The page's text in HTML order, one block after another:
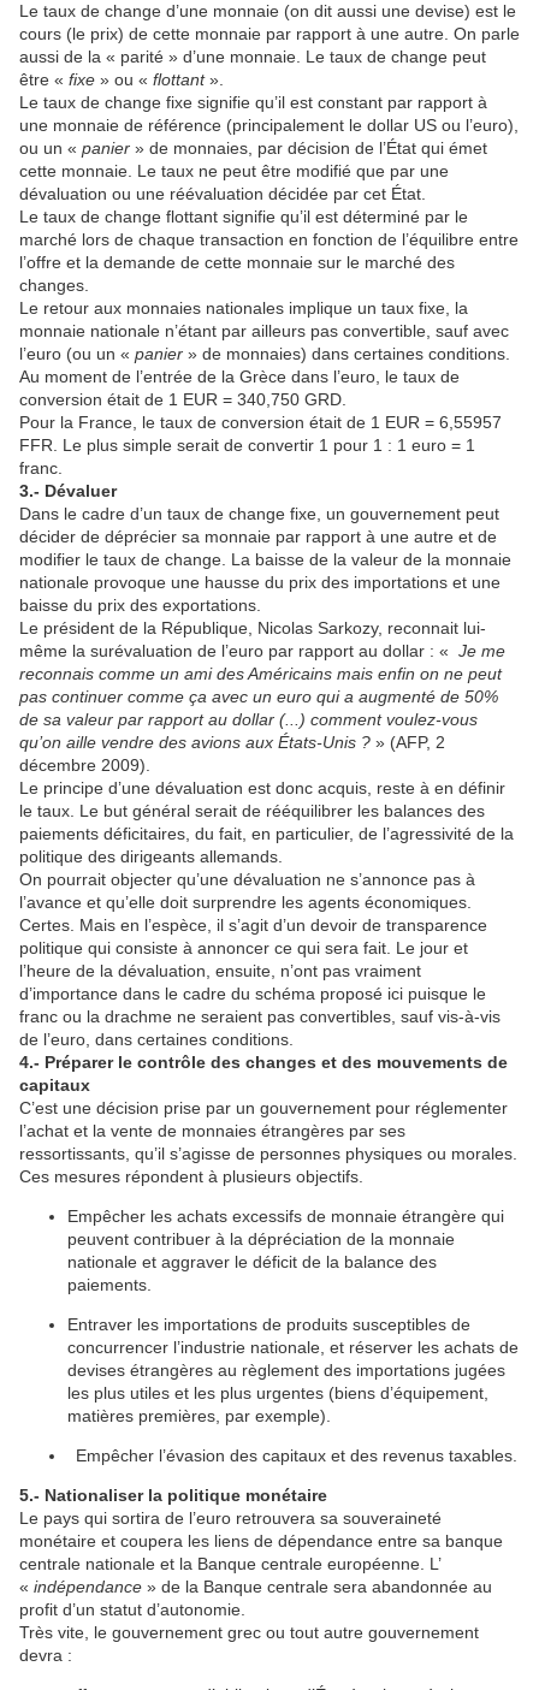
Le taux de change d’une monnaie (on dit aussi une devise) est le
cours (le prix) de cette monnaie par rapport à une autre. On parle
aussi de la « parité » d’une monnaie. Le taux de change peut
être « fixe » ou « flottant».
Le taux de change fixe signifie qu’il est constant par rapport à
une monnaie de référence (principalement le dollar US ou l’euro),
ou un « panier » de monnaies, par décision de l’État qui émet
cette monnaie. Le taux ne peut être modifié que par une
dévaluation ou une réévaluation décidée par cet État.
Le taux de change flottant signifie qu’il est déterminé par le
marché lors de chaque transaction en fonction de l’équilibre entre
l’offre et la demande de cette monnaie sur le marché des
changes.
Le retour aux monnaies nationales implique un taux fixe, la
monnaie nationale n’étant par ailleurs pas convertible, sauf avec
l’euro (ou un « panier » de monnaies) dans certaines conditions.
Au moment de l’entrée de la Grèce dans l’euro, le taux de
conversion était de 1 EUR = 340,750 GRD.
Pour la France, le taux de conversion était de 1 EUR = 6,55957
FFR. Le plus simple serait de convertir 1 pour 1 : 1 euro = 1
franc.
3.- Dévaluer
Dans le cadre d’un taux de change fixe, un gouvernement peut
décider de déprécier sa monnaie par rapport à une autre et de
modifier le taux de change. La baisse de la valeur de la monnaie
nationale provoque une hausse du prix des importations et une
baisse du prix des exportations.
Le président de la République, Nicolas Sarkozy, reconnait lui-
même la surévaluation de l’euro par rapport au dollar : « Je me
reconnais comme un ami des Américains mais enfin on ne peut
pas continuer comme ça avec un euro qui a augmenté de 50%
de sa valeur par rapport au dollar (...) comment voulez-vous
qu’on aille vendre des avions aux États-Unis ? » (AFP, 2
décembre 2009).
Le principe d’une dévaluation est donc acquis, reste à en définir
le taux. Le but général serait de rééquilibrer les balances des
paiements déficitaires, du fait, en particulier, de l’agressivité de la
politique des dirigeants allemands.
On pourrait objecter qu’une dévaluation ne s’annonce pas à
l’avance et qu’elle doit surprendre les agents économiques.
Certes. Mais en l’espèce, il s’agit d’un devoir de transparence
politique qui consiste à annoncer ce qui sera fait. Le jour et
l’heure de la dévaluation, ensuite, n’ont pas vraiment
d’importance dans le cadre du schéma proposé ici puisque le
franc ou la drachme ne seraient pas convertibles, sauf vis-à-vis
de l’euro, dans certaines conditions.
4.- Préparer le contrôle des changes et des mouvements de
capitaux
C’est une décision prise par un gouvernement pour réglementer
l’achat et la vente de monnaies étrangères par ses
ressortissants, qu’il s’agisse de personnes physiques ou morales.
Ces mesures répondent à plusieurs objectifs.
Empêcher les achats excessifs de monnaie étrangère qui
peuvent contribuer à la dépréciation de la monnaie
nationale et aggraver le déficit de la balance des
paiements.
Entraver les importations de produits susceptibles de
concurrencer l’industrie nationale, et réserver les achats de
devises étrangères au règlement des importations jugées
les plus utiles et les plus urgentes (biens d’équipement,
matières premières, par exemple).
Empêcher l’évasion des capitaux et des revenus taxables.
5.- Nationaliser la politique monétaire
Le pays qui sortira de l’euro retrouvera sa souveraineté
monétaire et coupera les liens de dépendance entre sa banque
centrale nationale et la Banque centrale européenne. L’
« indépendance » de la Banque centrale sera abandonnée au
profit d’un statut d’autonomie.
Très vite, le gouvernement grec ou tout autre gouvernement
devra :